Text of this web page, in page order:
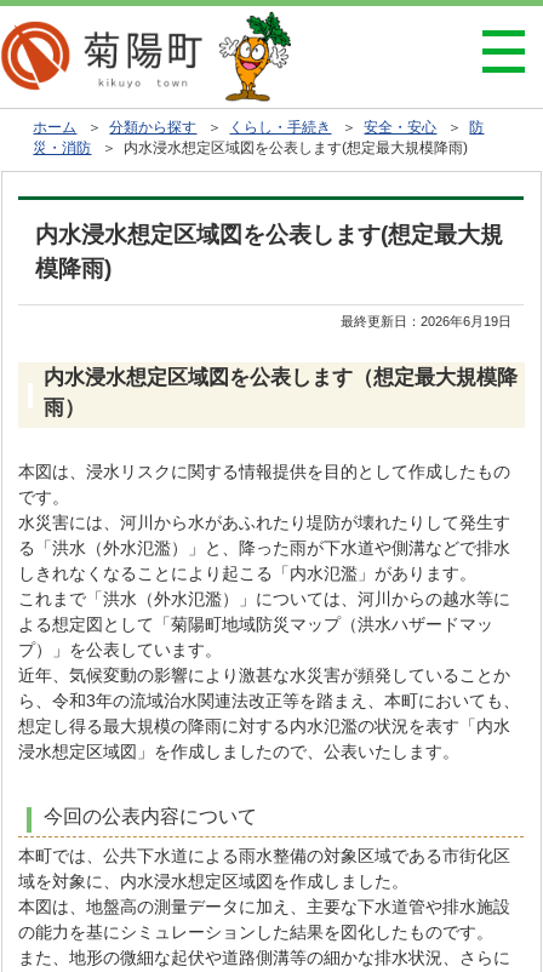
ホーム ＞分類から探す ＞ くらし・手続き ＞安全・安心 ＞ 防
災・消防 ＞ 内水浸水想定区域図を公表します(想定最大規模降雨)
内水浸水想定区域図を公表します(想定最大規
模降雨)
最終更新日：2026年6月19日
内水浸水想定区域図を公表します（想定最大規模降
雨）
本図は、浸水リスクに関する情報提供を目的として作成したもの
です。
水災害には、河川から水があふれたり堤防が壊れたりして発生す
る「洪水（外水氾濫）」と、降った雨が下水道や側溝などで排水
しきれなくなることにより起こる「内水氾濫」があります。
これまで「洪水（外水氾濫）」については、河川からの越水等に
よる想定図として「菊陽町地域防災マップ（洪水ハザードマッ
プ）」を公表しています。
近年、気候変動の影響により激甚な水災害が頻発していることか
ら、令和3年の流域治水関連法改正等を踏まえ、本町においても、
想定し得る最大規模の降雨に対する内水氾濫の状況を表す「内水
浸水想定区域図」を作成しましたので、公表いたします。
今回の公表内容について
本町では、公共下水道による雨水整備の対象区域である市街化区
域を対象に、内水浸水想定区域図を作成しました。
本図は、地盤高の測量データに加え、主要な下水道管や排水施設
の能力を基にシミュレーションした結果を図化したものです。
また、地形の微細な起伏や道路側溝等の細かな排水状況、さらに